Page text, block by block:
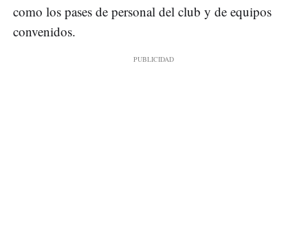
como los pases de personal del club y de equipos
convenidos.